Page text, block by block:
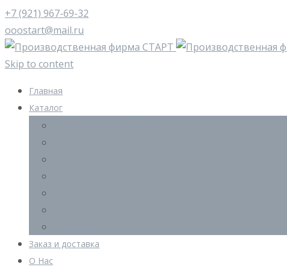
+7 (921) 967-69-32
ooostart@mail.ru
Skip to content
Главная
Каталог
Заказ и доставка
О Нас